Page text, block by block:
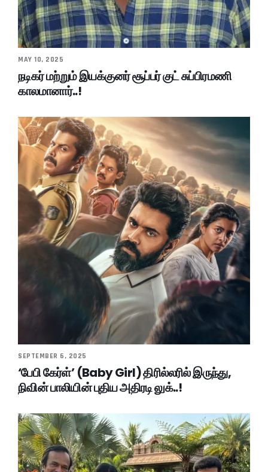
MAY 10, 2025
நடிகர் மற்றும் இயக்குனர் சூப்பர் குட் சுப்பிரமணி
காலமானார்..!
SEPTEMBER 6, 2025
‘பேபி கேர்ள்’ (Baby Girl) திரில்லரில் இருந்து,
நிவின் பாலியின் புதிய அதிரடி லுக்..!